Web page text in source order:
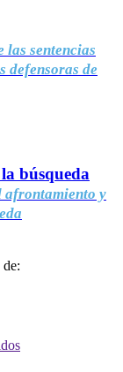
las sentencias
defensoras de
búsqueda
afrontamiento y